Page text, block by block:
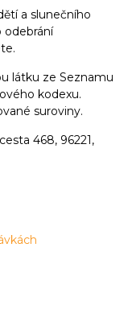
a slunečního
odebrání
látku ze Seznamu
kodexu.
suroviny.
468, 96221,